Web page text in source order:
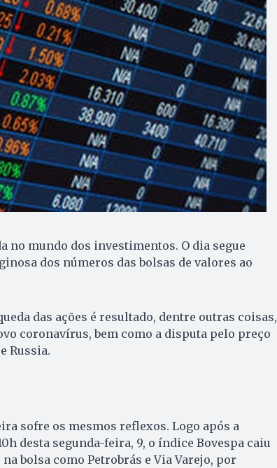
no mundo dos investimentos. O dia segue
dos números das bolsas de valores ao
das ações é resultado, dentre outras coisas,
coronavírus, bem como a disputa pelo preço
Russia.
sofre os mesmos reflexos. Logo após a
desta segunda-feira, 9, o índice Bovespa caiu
na bolsa como Petrobrás e Via Varejo, por